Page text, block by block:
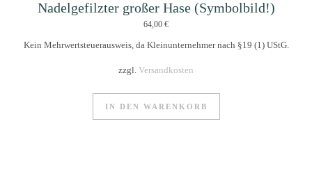
Nadelgefilzter großer Hase (Symbolbild!)
64,00 €
Kein Mehrwertsteuerausweis, da Kleinunternehmer nach §19 (1) UStG.
zzgl. Versandkosten
IN DEN WARENKORB